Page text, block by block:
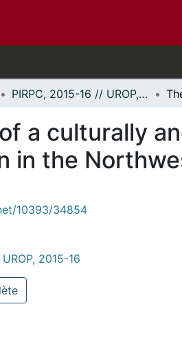
PIRPC, 2015-16 // UROP, 2015-16
a culturally
in the
10393/34854
2015-16